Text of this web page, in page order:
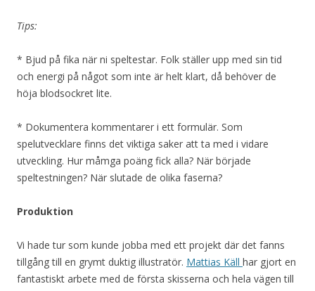
Tips:
* Bjud på fika när ni speltestar. Folk ställer upp med sin tid
och energi på något som inte är helt klart, då behöver de
höja blodsockret lite.
* Dokumentera kommentarer i ett formulär. Som
spelutvecklare finns det viktiga saker att ta med i vidare
utveckling. Hur måmga poäng fick alla? När började
speltestningen? När slutade de olika faserna?
Produktion
Vi hade tur som kunde jobba med ett projekt där det fanns
tillgång till en grymt duktig illustratör. Mattias Käll har gjort en
fantastiskt arbete med de första skisserna och hela vägen till